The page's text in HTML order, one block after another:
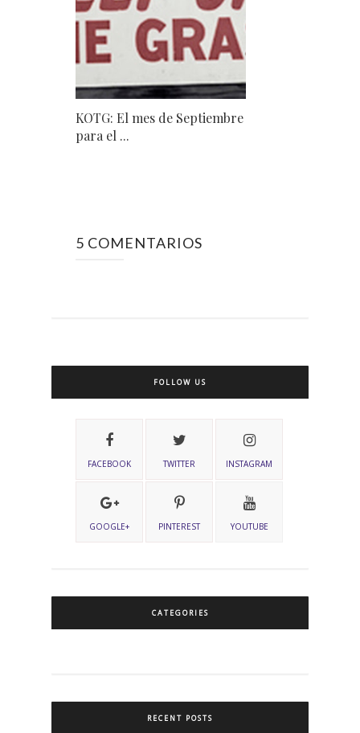
KOTG: El mes de Septiembre
para el ...
5 COMENTARIOS
FOLLOW US
FACEBOOK TWITTER INSTAGRAM
GOOGLE+ PINTEREST YOUTUBE
CATEGORIES
RECENT POSTS